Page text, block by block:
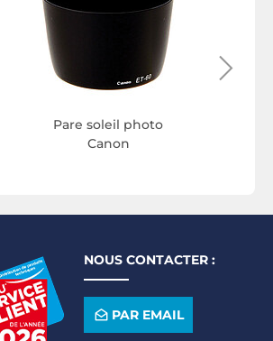
Pare soleil photo
Canon
NOUS CONTACTER :
PAR EMAIL